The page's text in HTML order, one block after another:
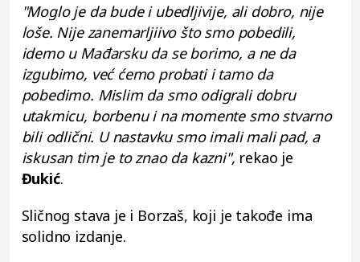
"Moglo je da bude i ubedljivije, ali dobro, nije
loše. Nije zanemarljiivo što smo pobedili,
idemo u Mađarsku da se borimo, a ne da
izgubimo, već ćemo probati i tamo da
pobedimo. Mislim da smo odigrali dobru
utakmicu, borbenu i na momente smo stvarno
bili odlični. U nastavku smo imali mali pad, a
iskusan tim je to znao da kazni", rekao je
Đukić.
Sličnog stava je i Borzaš, koji je takođe ima
solidno izdanje.